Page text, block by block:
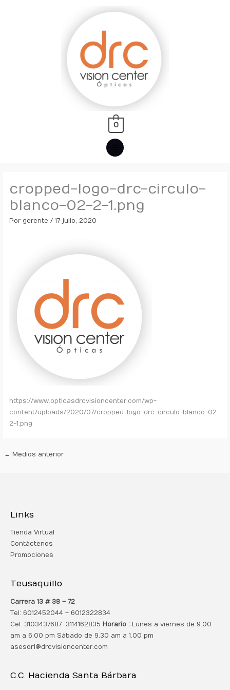
MENÚ
PRINCIPAL
0
cropped-logo-drc-circulo-
blanco-02-2-1.png
Por gerente/17 julio, 2020
https://www.opticasdrcvisioncenter.com/wp-
content/uploads/2020/07/cropped-logo-drc-circulo-blanco-02-
2-1.png
← Medios anterior
Links
Tienda Virtual
Contáctenos
Promociones
Teusaquillo
Carrera 13 # 38 – 72
Tel: 6012452044 – 6012322834
Cel: 3103437687 3114162835 Horario : Lunes a viernes de 9.00
am a 6.00 pm Sábado de 9.30 am a 1.00 pm
asesor1@drcvisioncenter.com
C.C. Hacienda Santa Bárbara